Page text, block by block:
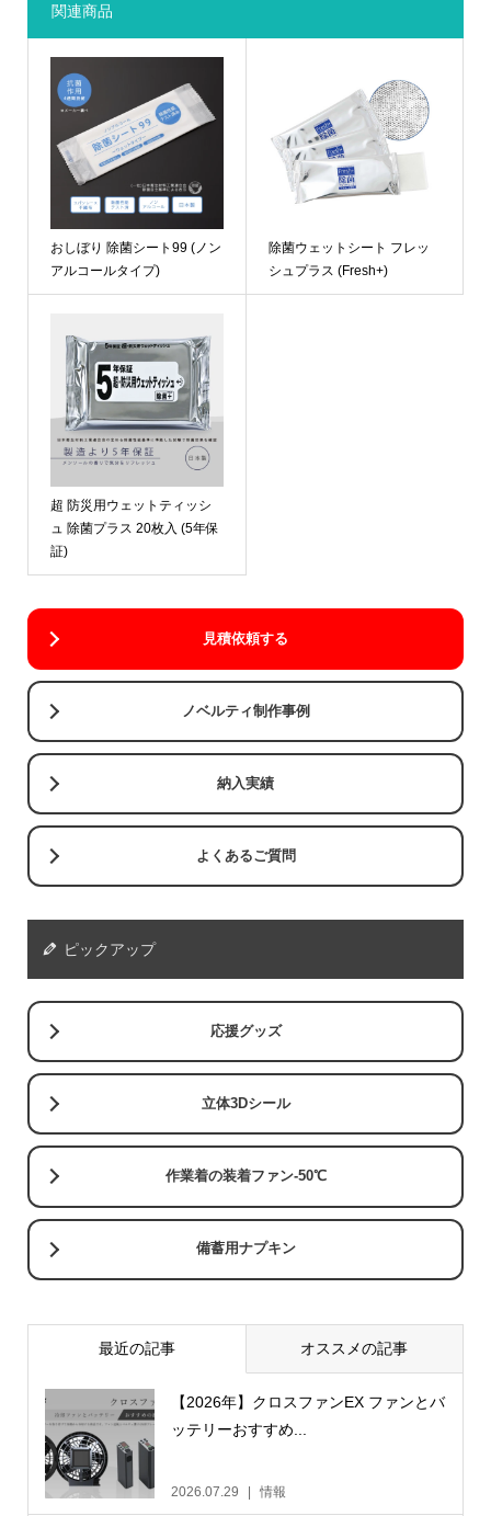
関連商品
おしぼり 除菌シート99 (ノン
アルコールタイプ)
除菌ウェットシート フレッ
シュプラス (Fresh+)
超 防災用ウェットティッシ
ュ 除菌プラス 20枚入 (5年保
証)
見積依頼する
ノベルティ制作事例
納入実績
よくあるご質問
ピックアップ
応援グッズ
立体3Dシール
作業着の装着ファン-50℃
備蓄用ナプキン
最近の記事 オススメの記事
【2026年】クロスファンEX ファンとバ
ッテリーおすすめ...
2026.07.29 情報